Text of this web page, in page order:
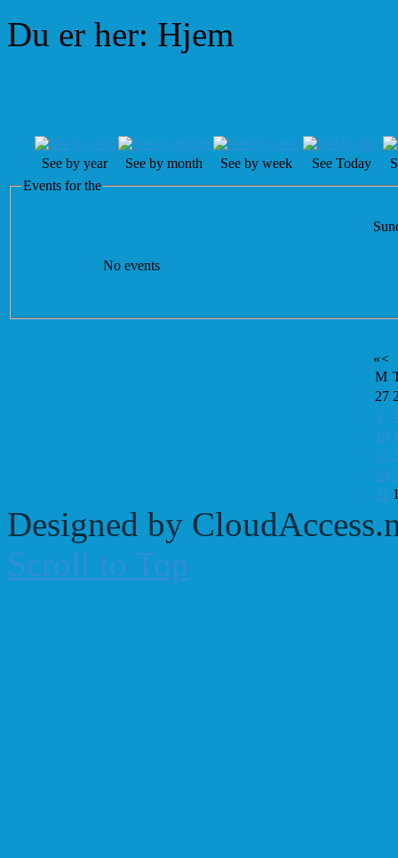
Du er her: Hjem
See by year See by month See by week See Today
Events for the
No events
«<
M
27
3
10
17
24
31
Designed by
Scroll to Top